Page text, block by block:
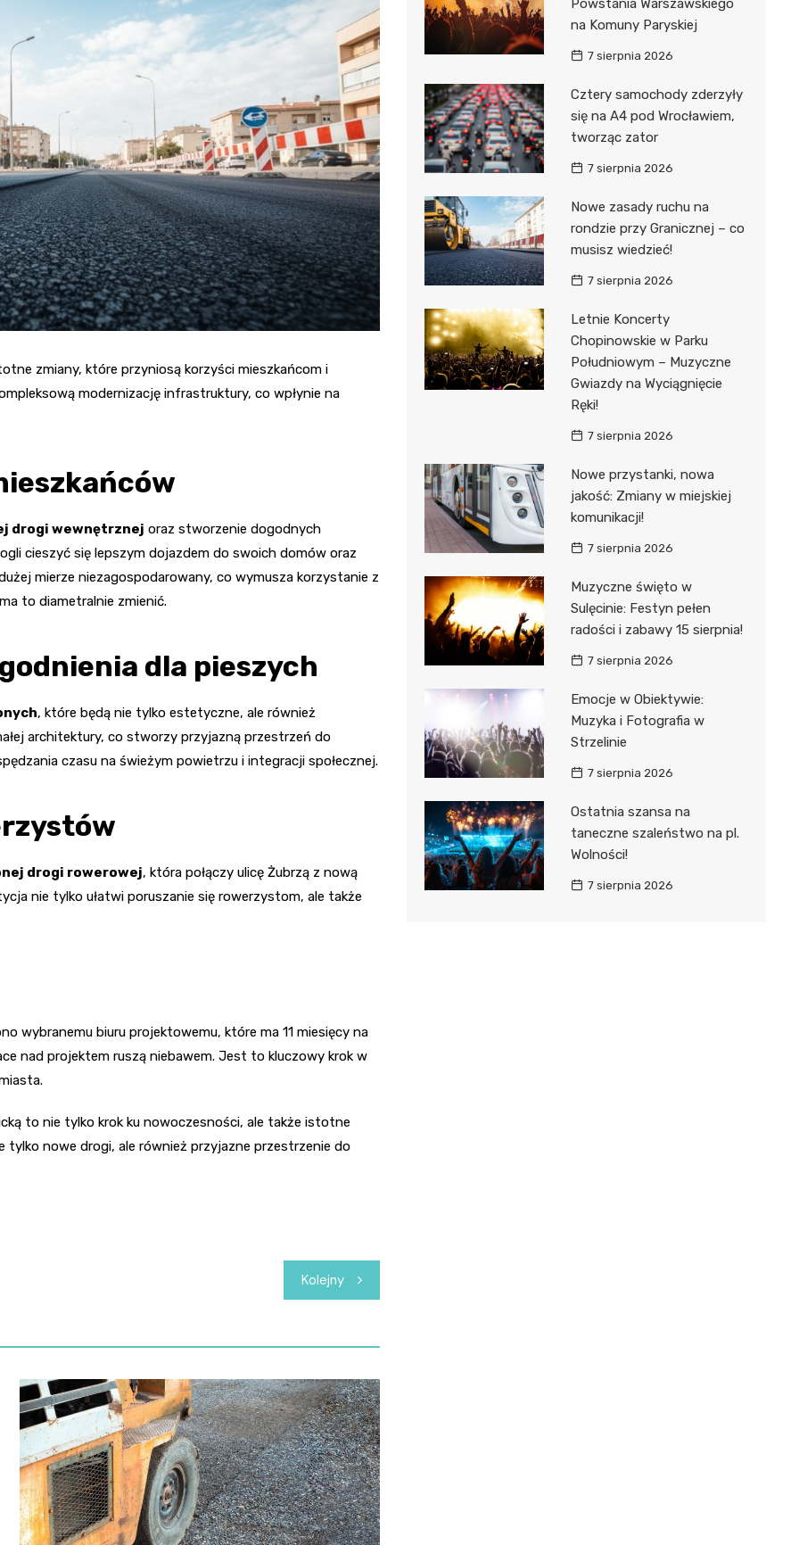
Fryzjer
Poczta
zmiany, które przyniosą korzyści mieszkańcom i
modernizację infrastruktury, co wpłynie na
drogi wewnętrznej oraz stworzenie dogodnych
cieszyć się lepszym dojazdem do swoich domów oraz
mierze niezagospodarowany, co wymusza korzystanie z
to diametralnie zmienić.
dla pieszych
, które będą nie tylko estetyczne, ale również
architektury, co stworzy przyjazną przestrzeń do
czasu na świeżym powietrzu i integracji społecznej.
drogi rowerowej, która połączy ulicę Żubrzą z nową
nie tylko ułatwi poruszanie się rowerzystom, ale także
wybranemu biuru projektowemu, które ma 11 miesięcy na
nad projektem ruszą niebawem. Jest to kluczowy krok w
to nie tylko krok ku nowoczesności, ale także istotne
tylko nowe drogi, ale również przyjazne przestrzenie do
Kolejny
Powstania Warszawskiego
na Komuny Paryskiej
7 sierpnia 2026
Cztery samochody zderzyły
się na A4 pod Wrocławiem,
tworząc zator
7 sierpnia 2026
Nowe zasady ruchu na
rondzie przy Granicznej – co
musisz wiedzieć!
7 sierpnia 2026
Letnie Koncerty
Chopinowskie w Parku
Południowym – Muzyczne
Gwiazdy na Wyciągnięcie
Ręki!
7 sierpnia 2026
Nowe przystanki, nowa
jakość: Zmiany w miejskiej
komunikacji!
7 sierpnia 2026
Muzyczne święto w
Sulęcinie: Festyn pełen
radości i zabawy 15 sierpnia!
7 sierpnia 2026
Emocje w Obiektywie:
Muzyka i Fotografia w
Strzelinie
7 sierpnia 2026
Ostatnia szansa na
taneczne szaleństwo na pl.
Wolności!
7 sierpnia 2026